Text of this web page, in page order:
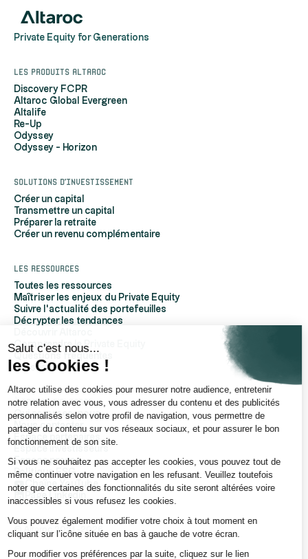
Salut c'est nous...
les Cookies !
Altaroc utilise des cookies pour mesurer notre audience, entretenir
notre relation avec vous, vous adresser du contenu et des publicités
personnalisés selon votre profil de navigation, vous permettre de
partager du contenu sur vos réseaux sociaux, et pour assurer le bon
fonctionnement de son site.
Si vous ne souhaitez pas accepter les cookies, vous pouvez tout de
même continuer votre navigation en les refusant. Veuillez toutefois
noter que certaines des fonctionnalités du site seront altérées voire
inaccessibles si vous refusez les cookies.
Vous pouvez également modifier votre choix à tout moment en
cliquant sur l’icône située en bas à gauche de votre écran.
Pour modifier vos préférences par la suite, cliquez sur le lien
Private Equity for Generations
Les produits Altaroc
Discovery FCPR
Altaroc Global Evergreen
Altalife
Re-Up
Odyssey
Odyssey - Horizon
Solutions d'investissement
Créer un capital
Transmettre un capital
Préparer la retraite
Créer un revenu complémentaire
Les ressources
Toutes les ressources
Maîtriser les enjeux du Private Equity
Suivre l'actualité des portefeuilles
Décrypter les tendances
Comprendre le Private Equity
Glossaire
À propos d'Altaroc
Qui sommes-nous
Nous contacter
Espace partenaires
Espace presse
Politique ESG
Chaîne YouTube
Page Linkedin
© Altaroc 2021 -2026